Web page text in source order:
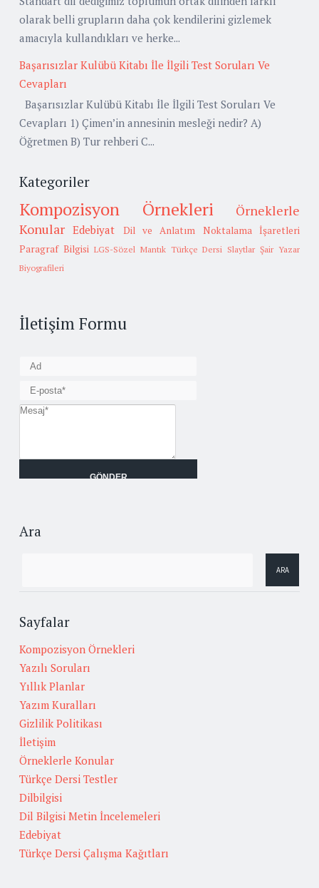
olarak belli grupların daha çok kendilerini gizlemek
amacıyla kullandıkları ve herke...
Başarısızlar Kulübü Kitabı İle İlgili Test Soruları Ve
Cevapları
Başarısızlar Kulübü Kitabı İle İlgili Test Soruları Ve
Cevapları 1) Çimen’in annesinin mesleği nedir? A)
Öğretmen B) Tur rehberi C...
Kategoriler
Kompozisyon Örnekleri
Örneklerle
Konular Edebiyat Dil ve Anlatım
Noktalama İşaretleri
Paragraf Bilgisi LGS-Sözel Mantık Türkçe Dersi Slaytlar Şair Yazar
Biyografileri
İletişim Formu
Ara
Sayfalar
Kompozisyon Örnekleri
Yazılı Soruları
Yıllık Planlar
Yazım Kuralları
Gizlilik Politikası
İletişim
Örneklerle Konular
Türkçe Dersi Testler
Dilbilgisi
Dil Bilgisi Metin İncelemeleri
Edebiyat
Türkçe Dersi Çalışma Kağıtları